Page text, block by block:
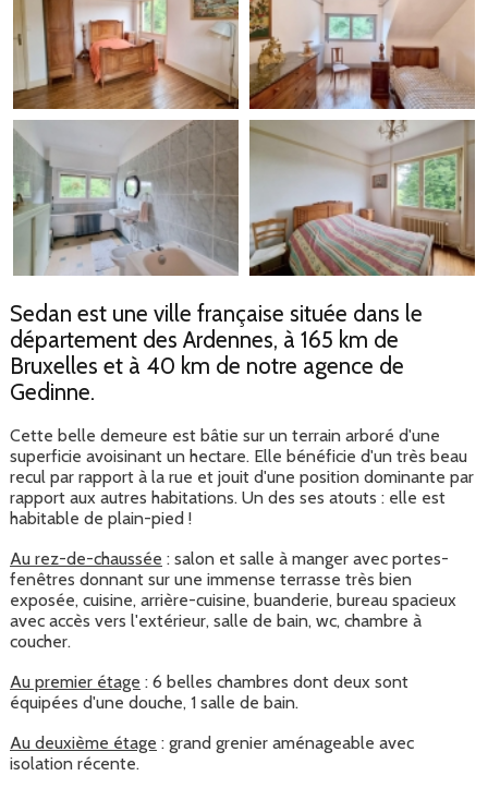
Sedan est une ville française située dans le
département des Ardennes, à 165 km de
Bruxelles et à 40 km de notre agence de
Gedinne.
Cette belle demeure est bâtie sur un terrain arboré d'une
superficie avoisinant un hectare. Elle bénéficie d'un très beau
recul par rapport à la rue et jouit d'une position dominante par
rapport aux autres habitations. Un des ses atouts : elle est
habitable de plain-pied !
Au rez-de-chaussée : salon et salle à manger avec portes-
fenêtres donnant sur une immense terrasse très bien
exposée, cuisine, arrière-cuisine, buanderie, bureau spacieux
avec accès vers l'extérieur, salle de bain, wc, chambre à
coucher.
Au premier étage : 6 belles chambres dont deux sont
équipées d'une douche, 1 salle de bain.
Au deuxième étage : grand grenier aménageable avec
isolation récente.